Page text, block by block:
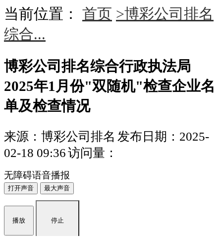
当前位置： 首页 >博彩公司排名
综合...
博彩公司排名综合行政执法局
2025年1月份"双随机"检查企业名
单及检查情况
来源：博彩公司排名 发布日期：2025-
02-18 09:36访问量：
无障碍语音播报
打开声音 最大声音
播放 停止